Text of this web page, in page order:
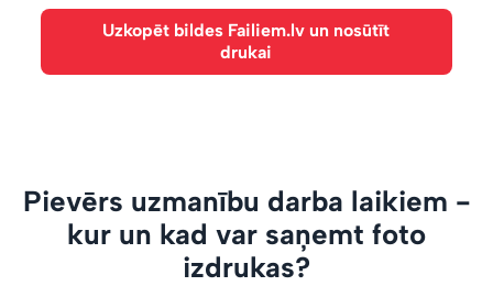
Uzkopēt bildes Failiem.lv un nosūtīt
drukai
Pievērs uzmanību darba laikiem -
kur un kad var saņemt foto
izdrukas?